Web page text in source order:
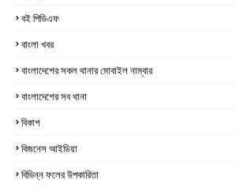
বই পিডিএফ
বাংলা খবর
বাংলাদেশের সকল থানার মোবাইল নাম্বার
বাংলাদেশের সব থানা
বিকাশ
বিজনেস আইডিয়া
বিভিন্ন ফলের উপকারিতা